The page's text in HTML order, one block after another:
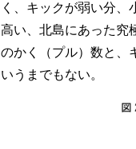
く、キックが弱い分
高い、北島にあった究
のかく（プル）数と、
いうまでもない。